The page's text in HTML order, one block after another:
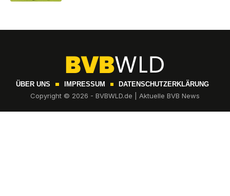
ÜBER UNS IMPRESSUM DATENSCHUTZERKLÄRUNG
Copyright © 2026 - BVBWLD.de | Aktuelle BVB News